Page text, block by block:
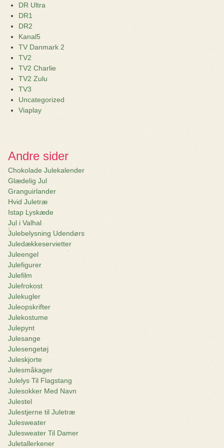
DR Ultra
DR1
DR2
Kanal5
TV Danmark 2
TV2
TV2 Charlie
TV2 Zulu
TV3
Uncategorized
Viaplay
Andre sider
Chokolade Julekalender
Glædelig Jul
Granguirlander
Hvid Juletræ
Istap Lyskæde
Jul i Valhal
Julebelysning Udendørs
Juledækkeservietter
Juleengel
Julefigurer
Julefilm
Julefrokost
Julekugler
Juleopskrifter
Julekostume
Julepynt
Julesange
Julesengetøj
Juleskjorte
Julesmåkager
Julelys Til Flagstang
Julesokker Med Navn
Julestel
Julestjerne til Juletræ
Julesweater
Julesweater Til Damer
Juletallerkener